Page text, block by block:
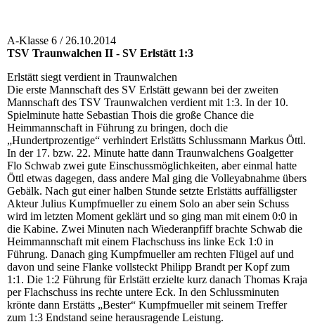
A-Klasse 6 / 26.10.2014
TSV Traunwalchen II - SV Erlstätt 1:3
Erlstätt siegt verdient in Traunwalchen
Die erste Mannschaft des SV Erlstätt gewann bei der zweiten
Mannschaft des TSV Traunwalchen verdient mit 1:3. In der 10.
Spielminute hatte Sebastian Thois die große Chance die
Heimmannschaft in Führung zu bringen, doch die
„Hundertprozentige“ verhindert Erlstätts Schlussmann Markus Öttl.
In der 17. bzw. 22. Minute hatte dann Traunwalchens Goalgetter
Flo Schwab zwei gute Einschussmöglichkeiten, aber einmal hatte
Öttl etwas dagegen, dass andere Mal ging die Volleyabnahme übers
Gebälk. Nach gut einer halben Stunde setzte Erlstätts auffälligster
Akteur Julius Kumpfmueller zu einem Solo an aber sein Schuss
wird im letzten Moment geklärt und so ging man mit einem 0:0 in
die Kabine. Zwei Minuten nach Wiederanpfiff brachte Schwab die
Heimmannschaft mit einem Flachschuss ins linke Eck 1:0 in
Führung. Danach ging Kumpfmueller am rechten Flügel auf und
davon und seine Flanke vollsteckt Philipp Brandt per Kopf zum
1:1. Die 1:2 Führung für Erlstätt erzielte kurz danach Thomas Kraja
per Flachschuss ins rechte untere Eck. In den Schlussminuten
krönte dann Erstätts „Bester“ Kumpfmueller mit seinem Treffer
zum 1:3 Endstand seine herausragende Leistung.